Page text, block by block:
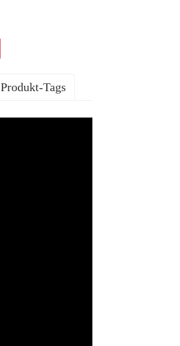
Produkt-Tags